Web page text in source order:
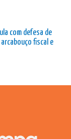
com defesa de
fiscal e